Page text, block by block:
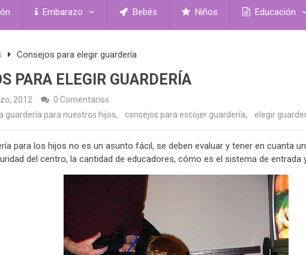
Embarazo Bebés Niños Educación
Consejos para elegir guardería
PARA ELEGIR GUARDERÍA
2012
0 Comentarios
guardería para nuestros hijos, consejos para escojer guardería, elegir
para los hijos no es un asunto fácil, se deben evaluar y tener en cuanta
del centro, la cantidad de educadores, cómo es el sistema de entrada